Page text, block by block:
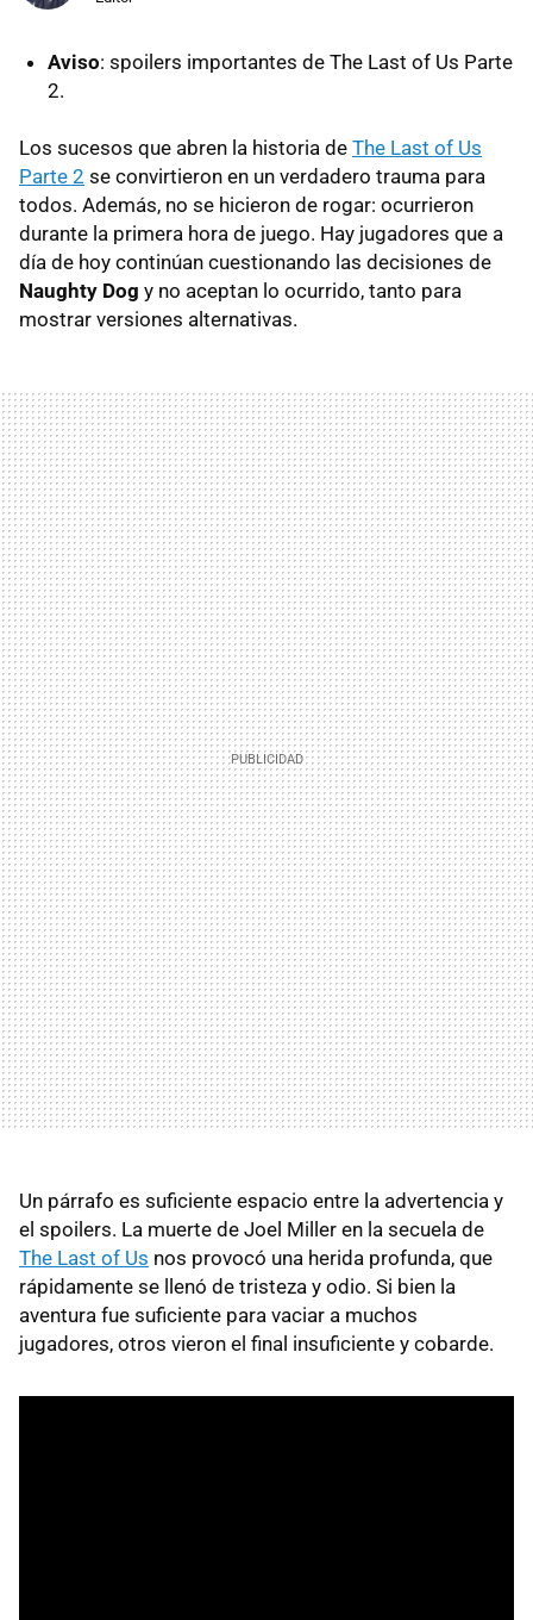
Aviso: spoilers importantes de The Last of Us Parte
2.
Los sucesos que abren la historia de The Last of Us
Parte 2 se convirtieron en un verdadero trauma para
todos. Además, no se hicieron de rogar: ocurrieron
durante la primera hora de juego. Hay jugadores que a
día de hoy continúan cuestionando las decisiones de
Naughty Dog y no aceptan lo ocurrido, tanto para
mostrar versiones alternativas.
Un párrafo es suficiente espacio entre la advertencia y
el spoilers. La muerte de Joel Miller en la secuela de
The Last of Us nos provocó una herida profunda, que
rápidamente se llenó de tristeza y odio. Si bien la
aventura fue suficiente para vaciar a muchos
jugadores, otros vieron el final insuficiente y cobarde.